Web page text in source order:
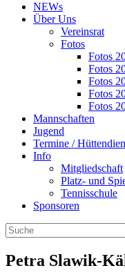
NEWs
Über Uns
Vereinsrat
Fotos
Fotos
Fotos
Fotos
Fotos
Fotos
Mannschaften
Jugend
Termine /
Info
Mitgliedschaft
Platz- und
Tennisschule
Sponsoren
Petra Slawik-